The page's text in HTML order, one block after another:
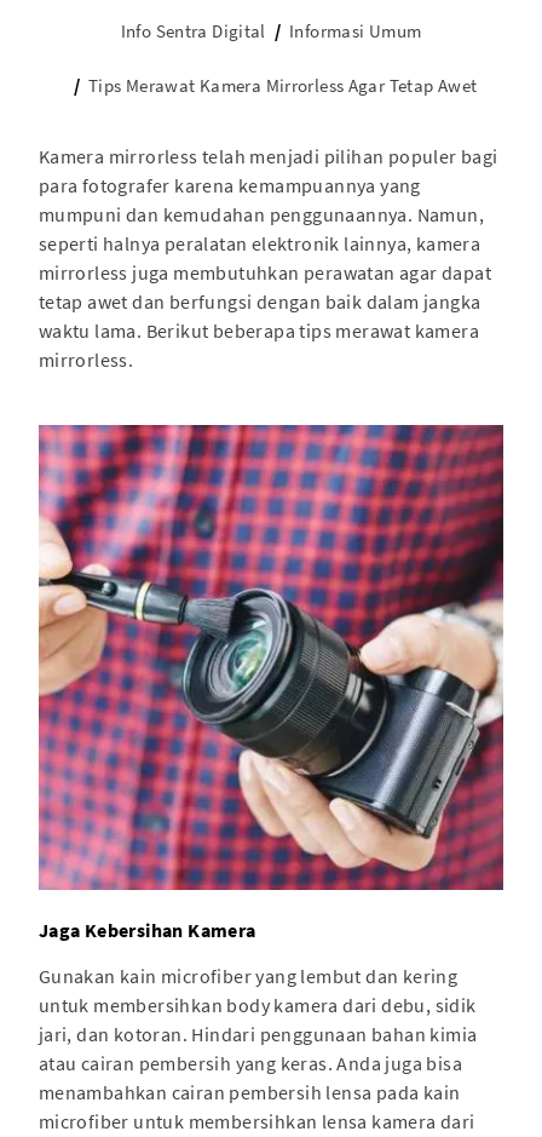
Info Sentra Digital Informasi Umum
Tips Merawat Kamera Mirrorless Agar Tetap Awet
Kamera mirrorless telah menjadi pilihan populer bagi
para fotografer karena kemampuannya yang
mumpuni dan kemudahan penggunaannya. Namun,
seperti halnya peralatan elektronik lainnya, kamera
mirrorless juga membutuhkan perawatan agar dapat
tetap awet dan berfungsi dengan baik dalam jangka
waktu lama. Berikut beberapa tips merawat kamera
mirrorless.
Jaga Kebersihan Kamera
Gunakan kain microfiber yang lembut dan kering
untuk membersihkan body kamera dari debu, sidik
jari, dan kotoran. Hindari penggunaan bahan kimia
atau cairan pembersih yang keras. Anda juga bisa
menambahkan cairan pembersih lensa pada kain
microfiber untuk membersihkan lensa kamera dari